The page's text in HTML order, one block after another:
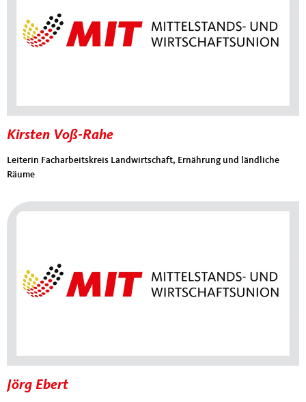
Kirsten Voß-Rahe
Leiterin Facharbeitskreis Landwirtschaft, Ernährung und ländliche
Räume
Jörg Ebert